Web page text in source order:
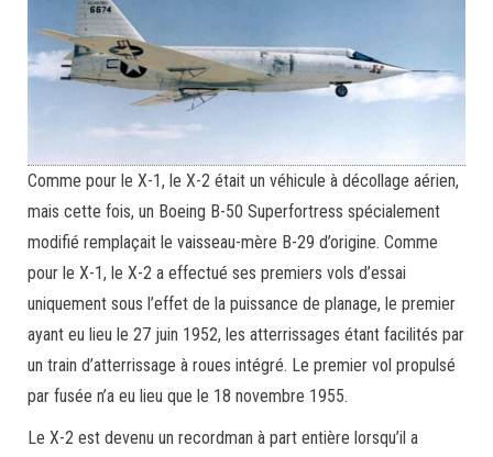
Comme pour le X-1, le X-2 était un véhicule à décollage aérien,
mais cette fois, un Boeing B-50 Superfortress spécialement
modifié remplaçait le vaisseau-mère B-29 d’origine. Comme
pour le X-1, le X-2 a effectué ses premiers vols d’essai
uniquement sous l’effet de la puissance de planage, le premier
ayant eu lieu le 27 juin 1952, les atterrissages étant facilités par
un train d’atterrissage à roues intégré. Le premier vol propulsé
par fusée n’a eu lieu que le 18 novembre 1955.
Le X-2 est devenu un recordman à part entière lorsqu’il a